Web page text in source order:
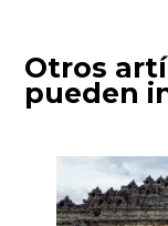
Otros
pueden